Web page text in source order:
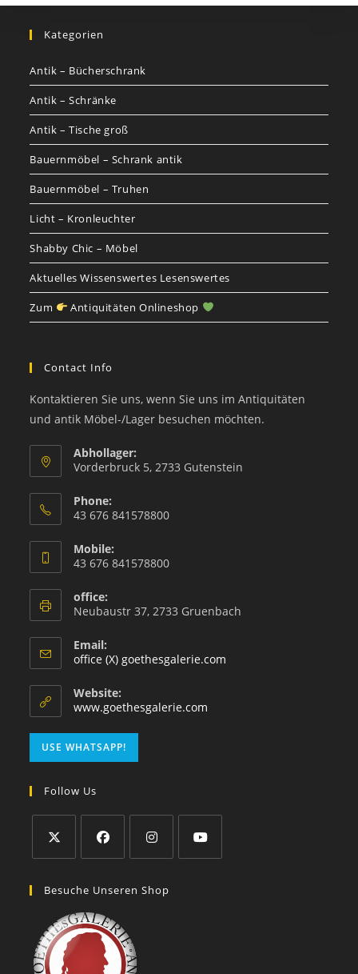
Kategorien
Antik – Bücherschrank
Antik – Schränke
Antik – Tische groß
Bauernmöbel – Schrank antik
Bauernmöbel – Truhen
Licht – Kronleuchter
Shabby Chic – Möbel
Aktuelles Wissenswertes Lesenswertes
Zum Antiquitäten Onlineshop
Contact Info
Kontaktieren Sie uns, wenn Sie uns im Antiquitäten
und antik Möbel-/Lager besuchen möchten.
Abhollager:
Vorderbruck 5, 2733 Gutenstein
Phone:
43 676 841578800
Mobile:
43 676 841578800
office:
Neubaustr 37, 2733 Gruenbach
Email:
office (X) goethesgalerie.com
Website:
www.goethesgalerie.com
USE WHATSAPP!
Follow Us
Besuche Unseren Shop